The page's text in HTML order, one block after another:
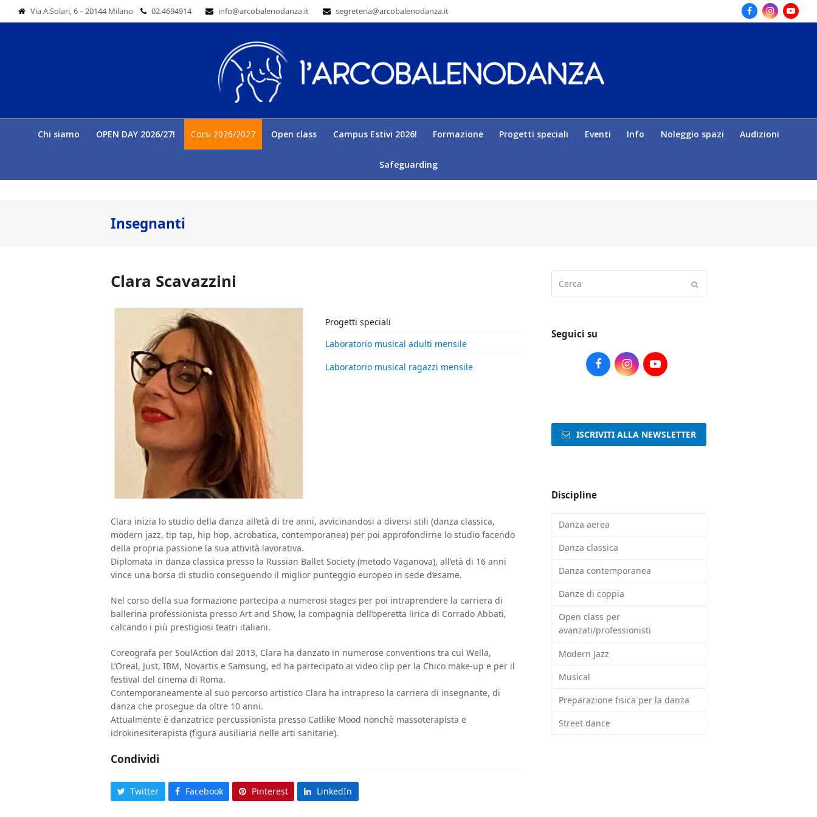
Via A.Solari, 6 – 20144 Milano 02.4694914 info@arcobalenodanza.it segreteria@arcobalenodanza.it FacebookInstagram
Chi siamo OPEN DAY 2026/27! Corsi 2026/2027 Open class Campus Estivi 2026! Formazione Progetti speciali Eventi Info Noleggio spazi Audizioni
Safeguarding
Insegnanti
Clara Scavazzini
Progetti speciali
Laboratorio musical adulti mensile
Laboratorio musical ragazzi mensile
Clara inizia lo studio della danza all’età di tre anni, avvicinandosi a diversi stili (danza classica,
modern jazz, tip tap, hip hop, acrobatica, contemporanea) per poi approfondirne lo studio facendo
della propria passione la sua attività lavorativa.
Diplomata in danza classica presso la Russian Ballet Society (metodo Vaganova), all’età di 16 anni
vince una borsa di studio conseguendo il miglior punteggio europeo in sede d’esame.
Nel corso della sua formazione partecipa a numerosi stages per poi intraprendere la carriera di
ballerina professionista presso Art and Show, la compagnia dell’operetta lirica di Corrado Abbati,
calcando i più prestigiosi teatri italiani.
Coreografa per SoulAction dal 2013, Clara ha danzato in numerose conventions tra cui Wella,
L’Oreal, Just, IBM, Novartis e Samsung, ed ha partecipato ai video clip per la Chico make-up e per il
festival del cinema di Roma.
Contemporaneamente al suo percorso artistico Clara ha intrapreso la carriera di insegnante, di
danza che prosegue da oltre 10 anni.
Attualmente è danzatrice percussionista presso Catlike Mood nonchè massoterapista e
idrokinesiterapista (figura ausiliaria nelle arti sanitarie).
Condividi
Twitter Facebook Pinterest LinkedIn
Seguici su
FacebookInstagramYoutube
ISCRIVITI ALLA NEWSLETTER
Discipline
Danza aerea
Danza classica
Danza contemporanea
Danze di coppia
Open class per
avanzati/professionisti
Modern Jazz
Musical
Preparazione fisica per la danza
Street dance